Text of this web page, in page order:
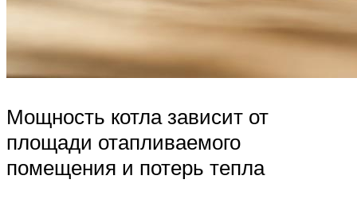
Мощность котла зависит от
площади отапливаемого
помещения и потерь тепла